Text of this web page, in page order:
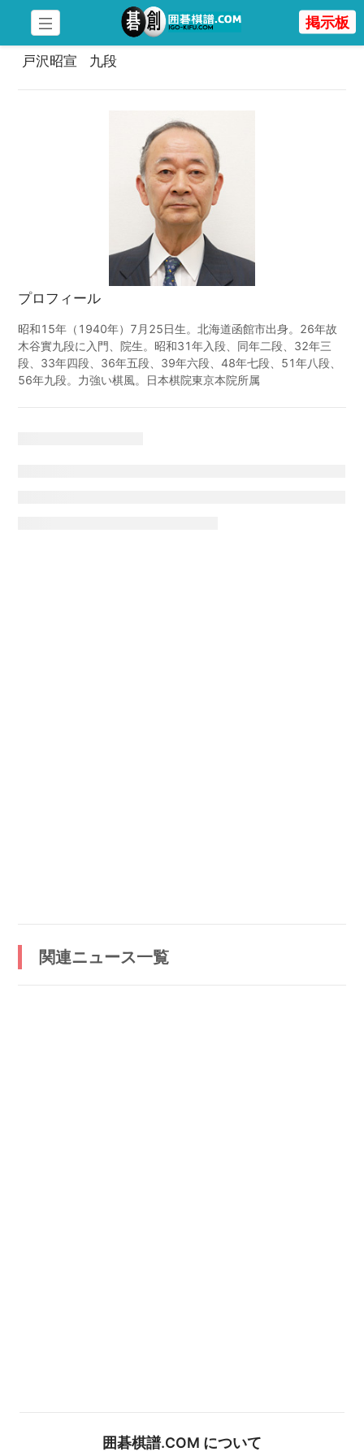
掲示板
戸沢昭宣   九段
プロフィール
昭和15年（1940年）7月25日生。北海道函館市出身。26年故
木谷實九段に入門、院生。昭和31年入段、同年二段、32年三
段、33年四段、36年五段、39年六段、48年七段、51年八段、
56年九段。力強い棋風。日本棋院東京本院所属
関連ニュース一覧
囲碁棋譜.COM について